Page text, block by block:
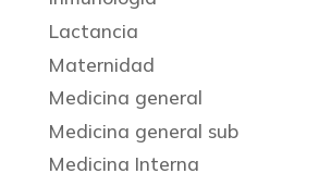
Lactancia
Maternidad
Medicina general
Medicina general sub
Medicina Interna